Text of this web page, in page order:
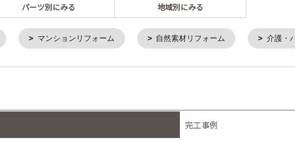
パーツ別にみる 地域別にみる
マンションリフォーム 自然素材リフォーム 介護・
完工事例